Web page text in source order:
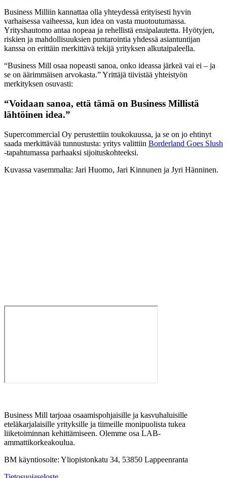
Business Milliin kannattaa olla yhteydessä erityisesti hyvin
varhaisessa vaiheessa, kun idea on vasta muotoutumassa.
Yrityshautomo antaa nopeaa ja rehellistä ensipalautetta. Hyötyjen,
riskien ja mahdollisuuksien puntarointia yhdessä asiantuntijan
kanssa on erittäin merkittävä tekijä yrityksen alkutaipaleella.
“Business Mill osaa nopeasti sanoa, onko ideassa järkeä vai ei – ja
se on äärimmäisen arvokasta.” Yrittäjä tiivistää yhteistyön
merkityksen osuvasti:
“Voidaan sanoa, että tämä on Business Millistä
lähtöinen idea.”
Supercommercial Oy perustettiin toukokuussa, ja se on jo ehtinyt
saada merkittävää tunnustusta: yritys valittiin Borderland Goes Slush
-tapahtumassa parhaaksi sijoituskohteeksi.
Kuvassa vasemmalta: Jari Huomo, Jari Kinnunen ja Jyri Hänninen.
Business Mill tarjoaa osaamispohjaisille ja kasvuhaluisille
eteläkarjalaisille yrityksille ja tiimeille monipuolista tukea
liiketoiminnan kehittämiseen. Olemme osa LAB-
ammattikorkeakoulua.
BM käyntiosoite: Yliopistonkatu 34, 53850 Lappeenranta